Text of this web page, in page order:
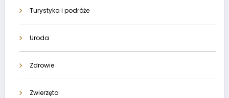
Turystyka i podróże
Uroda
Zdrowie
Zwierzęta